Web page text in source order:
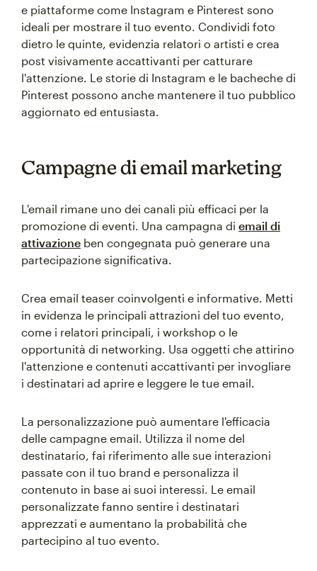
e piattaforme come Instagram e Pinterest sono
ideali per mostrare il tuo evento. Condividi foto
dietro le quinte, evidenzia relatori o artisti e crea
post visivamente accattivanti per catturare
l'attenzione. Le storie di Instagram e le bacheche di
Pinterest possono anche mantenere il tuo pubblico
aggiornato ed entusiasta.
Campagne di email marketing
L'email rimane uno dei canali più efficaci per la
promozione di eventi. Una campagna di email di
attivazione ben congegnata può generare una
partecipazione significativa.
Crea email teaser coinvolgenti e informative. Metti
in evidenza le principali attrazioni del tuo evento,
come i relatori principali, i workshop o le
opportunità di networking. Usa oggetti che attirino
l'attenzione e contenuti accattivanti per invogliare
i destinatari ad aprire e leggere le tue email.
La personalizzazione può aumentare l'efficacia
delle campagne email. Utilizza il nome del
destinatario, fai riferimento alle sue interazioni
passate con il tuo brand e personalizza il
contenuto in base ai suoi interessi. Le email
personalizzate fanno sentire i destinatari
apprezzati e aumentano la probabilità che
partecipino al tuo evento.